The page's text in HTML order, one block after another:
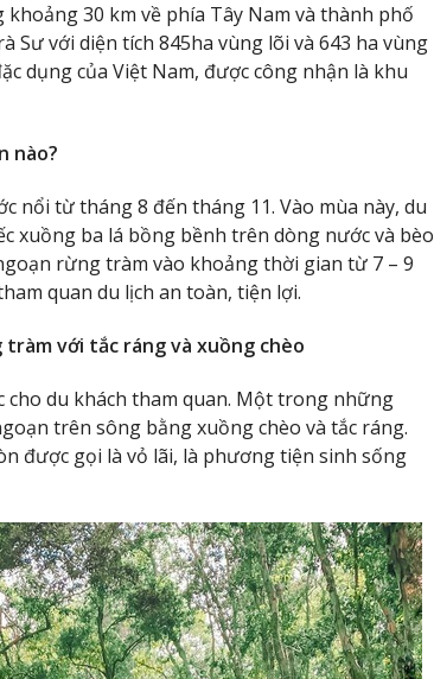
30 km về phía Tây Nam và thành phố
Sư với diện tích 845ha vùng lõi và 643 ha vùng
dụng của Việt Nam, được công nhận là khu
nào?
nổi từ tháng 8 đến tháng 11. Vào mùa này, du
xuồng ba lá bồng bềnh trên dòng nước và bèo
rừng tràm vào khoảng thời gian từ 7 – 9
quan du lịch an toàn, tiện lợi.
tràm với tắc ráng và xuồng chèo
du khách tham quan. Một trong những
trên sông bằng xuồng chèo và tắc ráng.
được gọi là vỏ lãi, là phương tiện sinh sống